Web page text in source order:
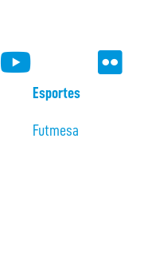
Esportes
Futmesa